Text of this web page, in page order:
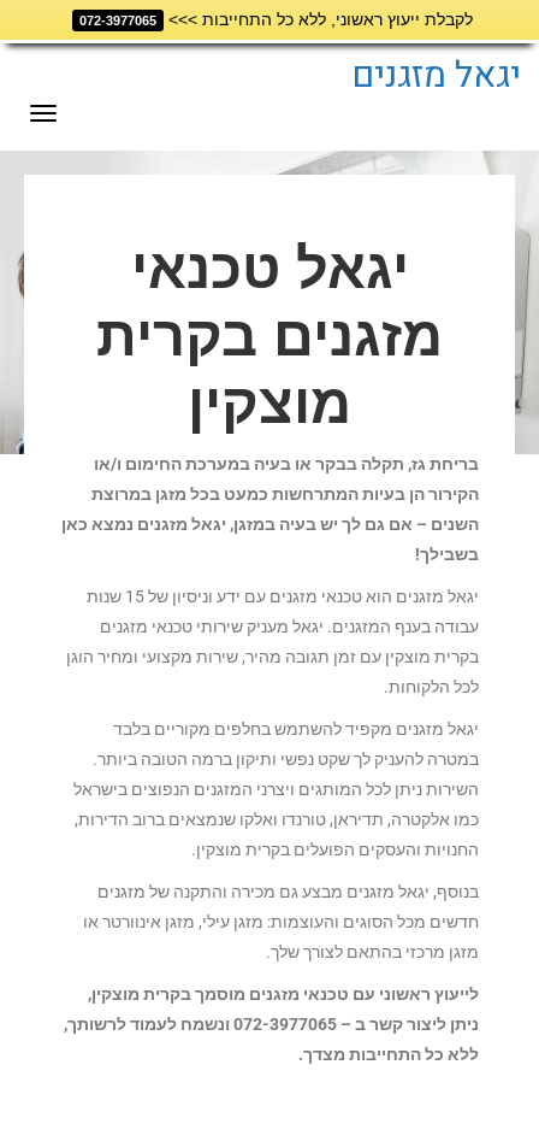
לקבלת ייעוץ ראשוני, ללא כל התחייבות >>> 072-3977065
לתוכןיגאל מזגנים
יגאל טכנאי
מזגנים בקרית
מוצקין
בריחת גז, תקלה בבקר או בעיה במערכת החימום ו/או
הקירור הן בעיות המתרחשות כמעט בכל מזגן במרוצת
השנים – אם גם לך יש בעיה במזגן, יגאל מזגנים נמצא כאן
בשבילך!
יגאל מזגנים הוא טכנאי מזגנים עם ידע וניסיון של 15 שנות
עבודה בענף המזגנים. יגאל מעניק שירותי טכנאי מזגנים
בקרית מוצקין עם זמן תגובה מהיר, שירות מקצועי ומחיר הוגן
לכל הלקוחות.
יגאל מזגנים מקפיד להשתמש בחלפים מקוריים בלבד
במטרה להעניק לך שקט נפשי ותיקון ברמה הטובה ביותר.
השירות ניתן לכל המותגים ויצרני המזגנים הנפוצים בישראל
כמו אלקטרה, תדיראן, טורנדו ואלקו שנמצאים ברוב הדירות,
החנויות והעסקים הפועלים בקרית מוצקין.
בנוסף, יגאל מזגנים מבצע גם מכירה והתקנה של מזגנים
חדשים מכל הסוגים והעוצמות: מזגן עילי, מזגן אינוורטר או
מזגן מרכזי בהתאם לצורך שלך.
לייעוץ ראשוני עם טכנאי מזגנים מוסמך בקרית מוצקין,
ניתן ליצור קשר ב – 072-3977065 ונשמח לעמוד לרשותך,
ללא כל התחייבות מצדך.